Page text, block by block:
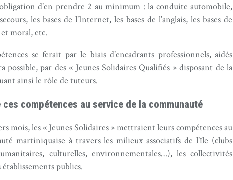
obligation d’en prendre 2 au minimum : la conduite automobile,
les bases de l’Internet, les bases de l’anglais, les bases de
moral, etc.
se ferait par le biais d’encadrants professionnels, aidés
possible, par des « Jeunes Solidaires Qualifiés » disposant de la
ainsi le rôle de tuteurs.
compétences au service de la communauté
mois, les « Jeunes Solidaires » mettraient leurs compétences au
martiniquaise à travers les milieux associatifs de l’île (clubs
culturelles, environnementales…), les collectivités
publics.